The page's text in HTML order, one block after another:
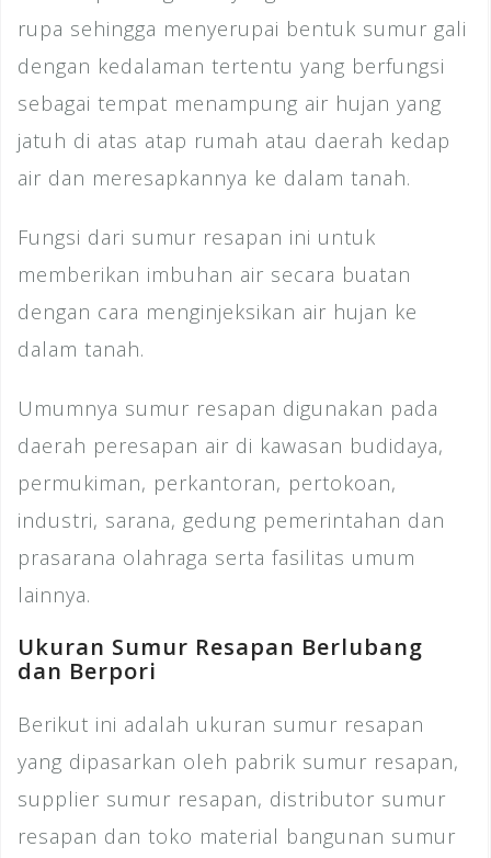
rupa sehingga menyerupai bentuk sumur gali
dengan kedalaman tertentu yang berfungsi
sebagai tempat menampung air hujan yang
jatuh di atas atap rumah atau daerah kedap
air dan meresapkannya ke dalam tanah.
Fungsi dari sumur resapan ini untuk
memberikan imbuhan air secara buatan
dengan cara menginjeksikan air hujan ke
dalam tanah.
Umumnya sumur resapan digunakan pada
daerah peresapan air di kawasan budidaya,
permukiman, perkantoran, pertokoan,
industri, sarana, gedung pemerintahan dan
prasarana olahraga serta fasilitas umum
lainnya.
Ukuran Sumur Resapan Berlubang
dan Berpori
Berikut ini adalah ukuran sumur resapan
yang dipasarkan oleh pabrik sumur resapan,
supplier sumur resapan, distributor sumur
resapan dan toko material bangunan sumur